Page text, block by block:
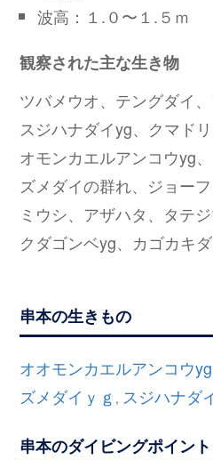
波高：１.０〜１.５ｍ
観察された主な生き物
ツバメウオ、テングダイ
スジハナダイyg、クマド
オモンカエルアンコウyg
ズメダイの群れ、ジョー
ミウシ、アザハタ、タテ
クダゴンベyg、カゴカキ
串本の生きもの
オオモンカエルアンコウyg
ズメダイｙｇ , スジハナダ
串本のダイビングポイント